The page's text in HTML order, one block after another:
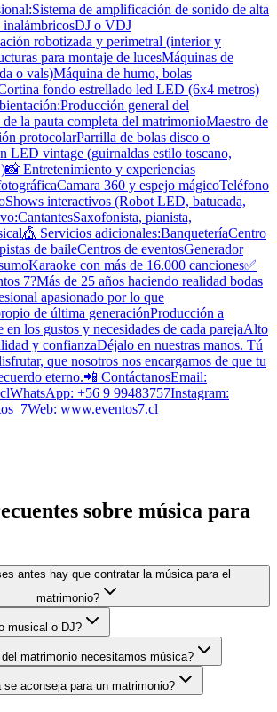
de amplificación de sonido de alta
o VDJ
robotizada y perimetral (interior y
para montaje de lucesMáquinas de
o vals)Máquina de humo, bolas
fondo estrellado led LED (6x4 metros)
general del
la pauta completa del matrimonioMaestro de
protocolarParrilla de bolas disco o
LED vintage (guirnaldas estilo toscano,
Entretenimiento y experiencias
360 y espejo mágicoTeléfono
interactivos (Robot LED, batucada,
pianista,
Servicios adicionales:BanqueteríaCentro
de baileCentros de eventosGenerador
con más de 16.000 canciones✅
7?Más de 25 años haciendo realidad bodas
apasionado por lo que
de última generaciónProducción a
en los gustos y necesidades de cada parejaAlto
y confianzaDéjalo en nuestras manos. Tú
que nosotros nos encargamos de que tu
eterno.📲 ContáctanosEmail:
+56 9 99483757Instagram:
www.eventos7.cl
sobre música para
antes hay que contratar la música para el
matrimonio?
musical o DJ?
matrimonio necesitamos música?
aconseja para un matrimonio?